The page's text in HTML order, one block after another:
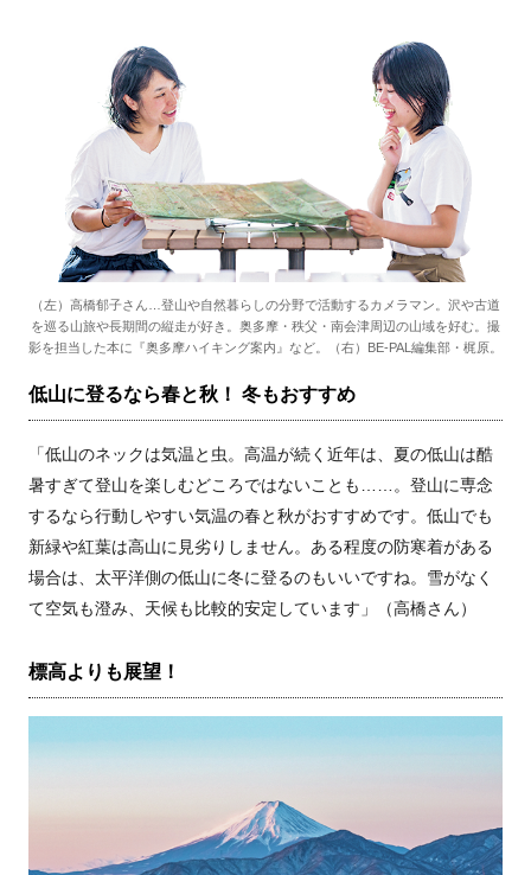
（左）高橋郁子さん…登山や自然暮らしの分野で活動するカメラマン。沢や古道
を巡る山旅や長期間の縦走が好き。奥多摩・秩父・南会津周辺の山域を好む。撮
影を担当した本に『奥多摩ハイキング案内』など。（右）BE-PAL編集部・梶原。
低山に登るなら春と秋！ 冬もおすすめ
「低山のネックは気温と虫。高温が続く近年は、夏の低山は酷
暑すぎて登山を楽しむどころではないことも……。登山に専念
するなら行動しやすい気温の春と秋がおすすめです。低山でも
新緑や紅葉は高山に見劣りしません。ある程度の防寒着がある
場合は、太平洋側の低山に冬に登るのもいいですね。雪がなく
て空気も澄み、天候も比較的安定しています」（高橋さん）
標高よりも展望！